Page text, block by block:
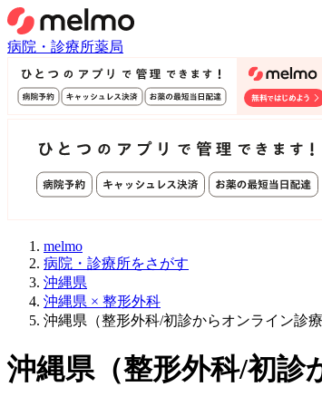
病院・診療所薬局
melmo
病院・診療所をさがす
沖縄県
沖縄県 × 整形外科
沖縄県（整形外科/初診からオンライン診
沖縄県（整形外科/初診